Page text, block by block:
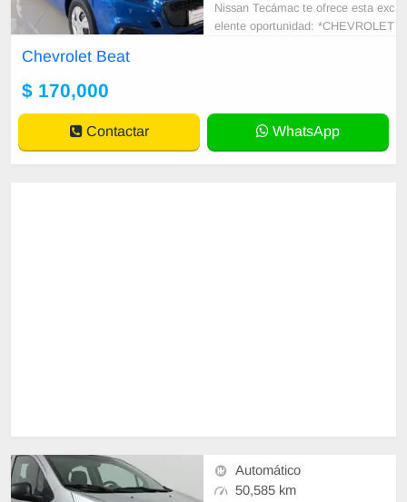
Nissan Tecámac te ofrece esta exc
elente oportunidad: *CHEVROLET
Chevrolet Beat
$ 170,000
Contactar WhatsApp
Automático
50,585 km